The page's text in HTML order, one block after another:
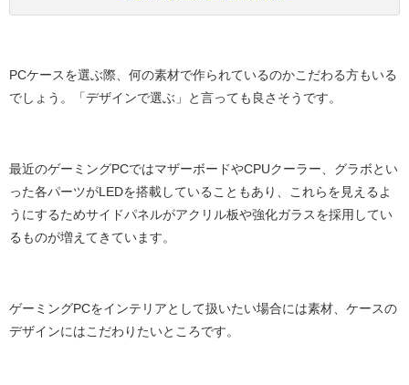
PCケースを選ぶ際、何の素材で作られているのかこだわる方もいる
でしょう。「デザインで選ぶ」と言っても良さそうです。
最近のゲーミングPCではマザーボードやCPUクーラー、グラボとい
った各パーツがLEDを搭載していることもあり、これらを見えるよ
うにするためサイドパネルがアクリル板や強化ガラスを採用してい
るものが増えてきています。
ゲーミングPCをインテリアとして扱いたい場合には素材、ケースの
デザインにはこだわりたいところです。